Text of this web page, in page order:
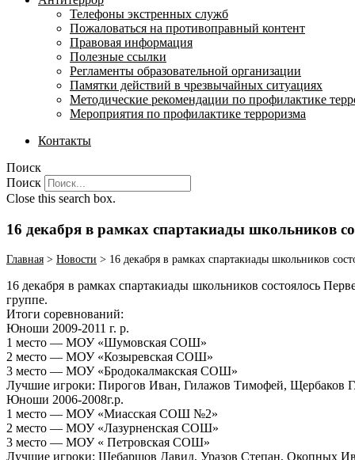
Телефоны экстренных служб
Пожаловаться на противоправный контент
Правовая информация
Полезные ссылки
Регламенты образовательной организации
Памятки действий в чрезвычайных ситуациях
Методические рекомендации по профилактике
Мероприятия по профилактике терроризма
Контакты
Поиск
Поиск
Close this search box.
16 декабря в рамках спартакиады школьников
Главная > Новости > 16 декабря в рамках спартакиады школьников
16 декабря в рамках спартакиады школьников состоялось
группе.
Итоги соревнований:
Юноши 2009-2011 г. р.
1 место — МОУ «Шумовская СОШ»
2 место — МОУ «Козыревская СОШ»
3 место — МОУ «Бродокалмакская СОШ»
Лучшие игроки: Пирогов Иван, Гилажов Тимофей, Щербаков
Юноши 2006-2008г.р.
1 место — МОУ «Миасская СОШ №2»
2 место — МОУ «Лазурненская СОШ»
3 место — МОУ « Петровская СОШ»
Лучшие игроки: Шебаршов Давид, Уразов Степан, Окопных